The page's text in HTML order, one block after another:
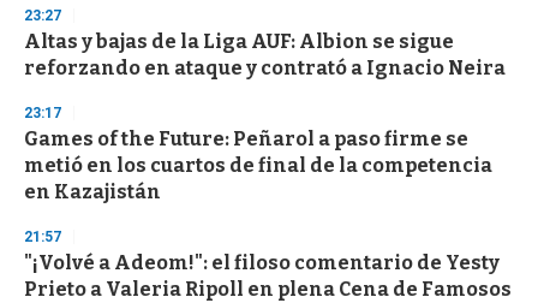
d
s
23:27
Altas y bajas de la Liga AUF: Albion se sigue
reforzando en ataque y contrató a Ignacio Neira
23:17
Games of the Future: Peñarol a paso firme se
metió en los cuartos de final de la competencia
en Kazajistán
21:57
"¡Volvé a Adeom!": el filoso comentario de Yesty
Prieto a Valeria Ripoll en plena Cena de Famosos